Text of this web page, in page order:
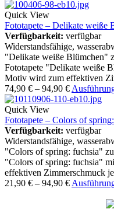
Quick View
Fototapete – Delikate weiße
Verfügbarkeit: verfügbar
Widerstandsfähige,
"Delikate weiße Blümchen"
Fototapete "Delikate weiße
Motiv wird zum effektiven
74,90 € – 94,90 €
Quick View
Fototapete – Colors of
Verfügbarkeit: verfügbar
Widerstandsfähige,
"Colors of spring: fuchsia"
"Colors of spring: fuchsia"
effektiven Zimmerschmuck
21,90 € – 94,90 €